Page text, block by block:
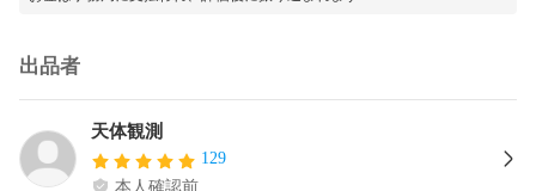
出品者
天体観測
129
本人確認前